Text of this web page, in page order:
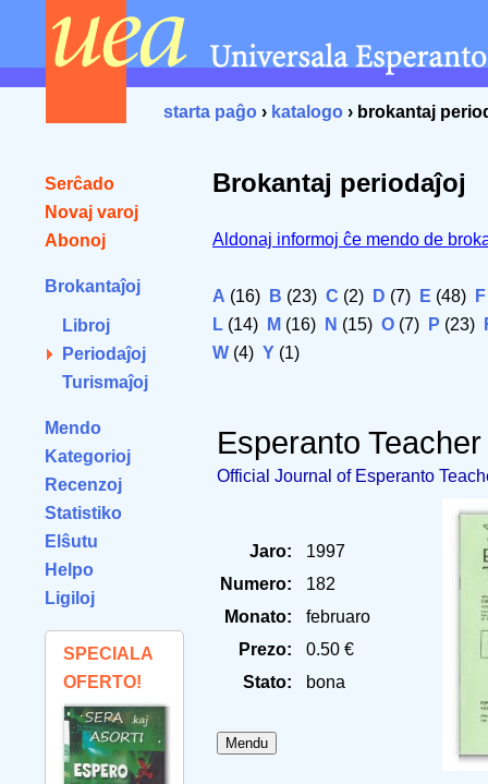
starta paĝo › katalogo › brokantaj
Serĉado
Novaj varoj
Abonoj
Brokantaĵoj
Libroj
Periodaĵoj
Turismaĵoj
Mendo
Kategorioj
Recenzoj
Statistiko
Elŝutu
Helpo
Ligiloj
SPECIALA
OFERTO!
Brokantaj periodaĵoj
Aldonaj informoj ĉe mendo de
A (16) B (23) C (2) D (7) E (48) F
L (14) M (16) N (15) O (7) P (23)
W (4) Y (1)
Esperanto Teacher
Official Journal of Esperanto
Jaro:
1997
Numero:
182
Monato:
februaro
Prezo:
0.50 €
Stato:
bona